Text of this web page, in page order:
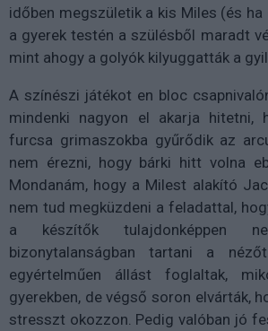
időben megszületik a kis Miles (és ha
a gyerek testén a szülésből maradt
mint ahogy a golyók kilyuggatták a
A színészi játékot en bloc
mindenki nagyon el akarja
furcsa grimaszokba gyűrődik az
nem érezni, hogy bárki hitt volna
Mondanám, hogy a Milest alakító
nem tud megküzdeni a feladattal,
a készítők tulajdonképpen
bizonytalanságban tartani a
egyértelműen állást foglaltak,
gyerekben, de végső soron elvárták,
stresszt okozzon. Pedig valóban jó